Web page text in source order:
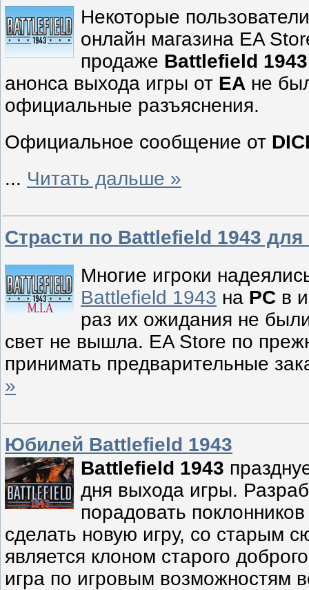
Некоторые
онлайн магазина EA
продаже Battlefield
анонса выхода игры от EA не
официальные разъяснения.
Официальное сообщение от
... Читать дальше »
Страсти по Battlefield 1943 для
Многие игроки
Battlefield 1943 на PC в
раз их ожидания не
свет не вышла. EA Store по
принимать предварительные
»
Юбилей Battlefield 1943
Battlefield 1943
дня выхода игры.
порадовать
сделать новую игру, со старым
является клоном старого
игра по игровым возможностям